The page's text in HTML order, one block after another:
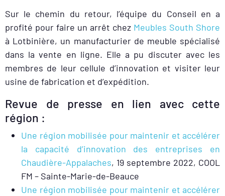
Sur le chemin du retour, l’équipe du Conseil en a
profité pour faire un arrêt chez Meubles South Shore
à Lotbinière, un manufacturier de meuble spécialisé
dans la vente en ligne. Elle a pu discuter avec les
membres de leur cellule d’innovation et visiter leur
usine de fabrication et d’expédition.
Revue de presse en lien avec cette
région :
Une région mobilisée pour maintenir et accélérer
la capacité d’innovation des entreprises en
Chaudière-Appalaches, 19 septembre 2022, COOL
FM – Sainte-Marie-de-Beauce
Une région mobilisée pour maintenir et accélérer